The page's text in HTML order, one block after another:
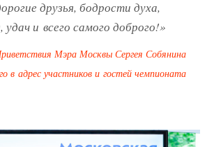
друзья, бодрости духа,
удач и всего самого доброго!»
Мэра Москвы Сергея Собянина
в адрес участников и гостей чемпионата